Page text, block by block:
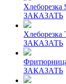
Хлеборезка
ЗАКАЗАТЬ
Хлеборезка
ЗАКАЗАТЬ
ЗАКАЗАТЬ